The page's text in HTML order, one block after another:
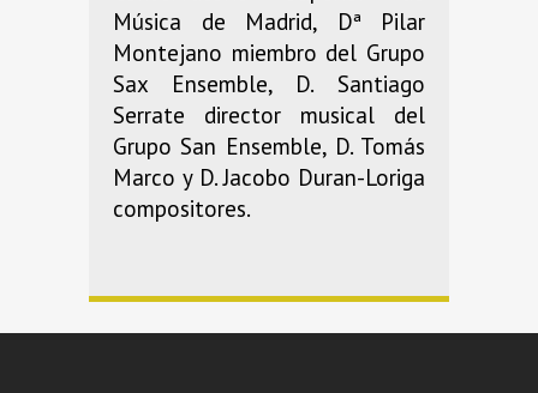
Música de Madrid, Dª Pilar
Montejano miembro del Grupo
Sax Ensemble, D. Santiago
Serrate director musical del
Grupo San Ensemble, D. Tomás
Marco y D. Jacobo Duran-Loriga
compositores.